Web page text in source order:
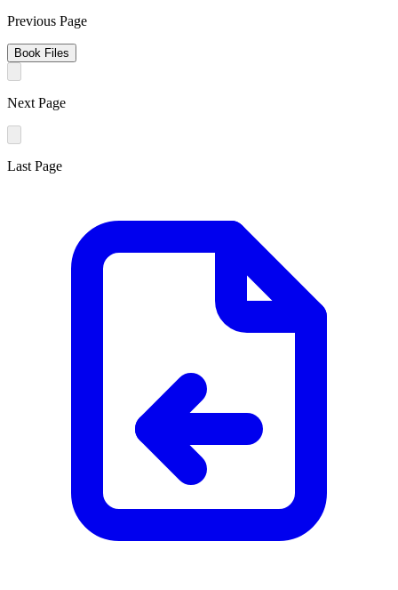
Previous Page
Book Files
Next Page
Last Page